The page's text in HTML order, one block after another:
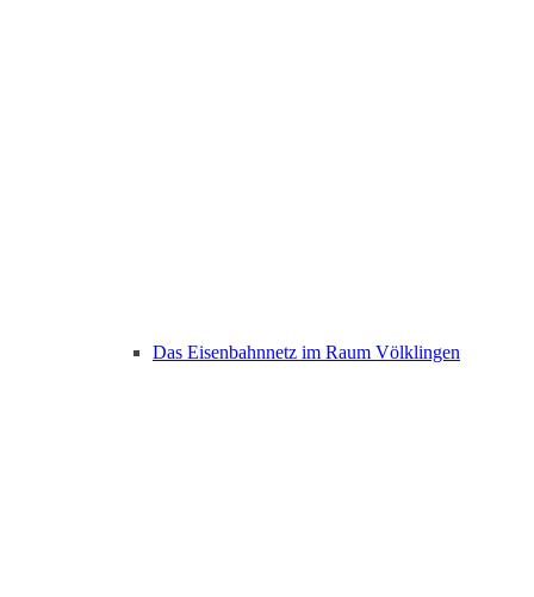
Das Eisenbahnnetz im Raum Völklingen